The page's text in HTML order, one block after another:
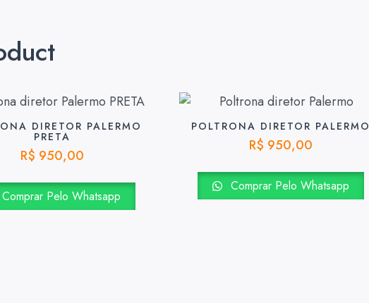
DIRETOR PALERMO
PRETA
R$ 950,00
Comprar Pelo Whatsapp
POLTRONA DIRETOR PALERMO
R$ 950,00
Comprar Pelo Whatsapp